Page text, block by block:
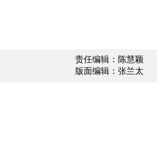
责任编辑：陈慧颖
版面编辑：张兰太